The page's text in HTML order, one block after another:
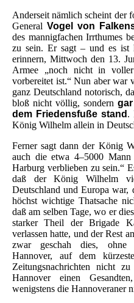
Anderseit nämlich scheint der
General Vogel von
des mannigfachen Irrthumes
zu sein. Er sagt – und es ist
erinnern, Mittwoch den 13.
Armee „noch nicht in
vorbereitet ist.“ Nun aber war
ganz Deutschland notorisch,
bloß nicht völlig, sondern
dem Friedensfuße stand .
König Wilhelm allein in
Ferner sagt dann der König
auch die etwa 4–5000
Harburg verblieben zu sein.“
daß der König Wilhelm
Deutschland und Europa war,
höchst wichtige Thatsache
daß am selben Tage, wo er
starker Theil der Brigade
verlassen hatte, und der Rest
zwar geschah dies, ohne
Hannover, auf dem
Zeitungsnachrichten nicht
Hannover einen
wenigstens die Hannoveraner